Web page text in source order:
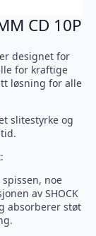
CD 10P
er designet for
for kraftige
løsning for alle
slitestyrke og
noe
av SHOCK
absorberer støt